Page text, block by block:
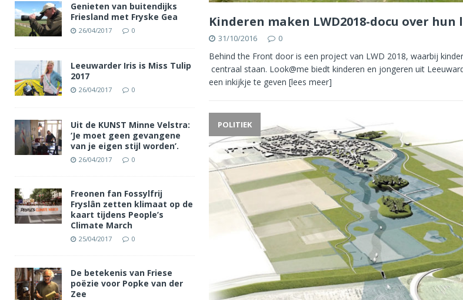
Kinderen maken LWD2018-docu over hun
31/10/2016 0
Behind the Front door is een project van LWD 2018, waarbij
centraal staan. Look@me biedt kinderen en jongeren uit
een inkijkje te geven [lees meer]
POLITIEK
Genieten van buitendijks
Friesland met Fryske Gea
26/04/2017 0
Leeuwarder Iris is Miss Tulip
2017
26/04/2017 0
Uit de KUNST Minne Velstra:
‘Je moet geen gevangene
van je eigen stijl worden’.
26/04/2017 0
Freonen fan Fossylfrij
Fryslân zetten klimaat op de
kaart tijdens People’s
Climate March
25/04/2017 0
De betekenis van Friese
poëzie voor Popke van der
Zee